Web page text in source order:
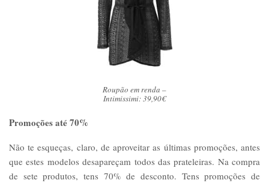
Roupão em renda –
Intimissimi: 39,90€
Promoções até 70%
Não te esqueças, claro, de aproveitar as últimas promoções, antes
que estes modelos desapareçam todos das prateleiras. Na compra
de sete produtos, tens 70% de desconto. Tens promoções de